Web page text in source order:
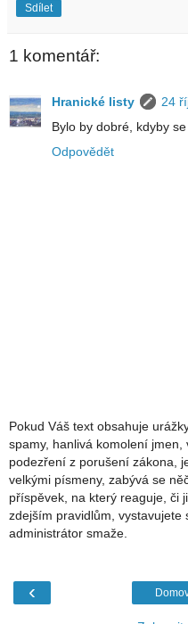
Sdílet
1 komentář:
Hranické listy
24
Bylo by dobré, kdyby
Odpovědět
Pokud Váš text obsahuje
spamy, hanlivá komolení jmen,
podezření z porušení zákona,
velkými písmeny, zabývá se
příspěvek, na který reaguje, či
zdejším pravidlům, vystavujete
administrátor smaže.
‹